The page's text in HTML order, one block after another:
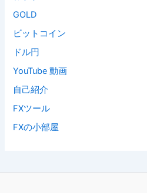
GOLD
ビットコイン
ドル円
YouTube 動画
自己紹介
FXツール
FXの小部屋